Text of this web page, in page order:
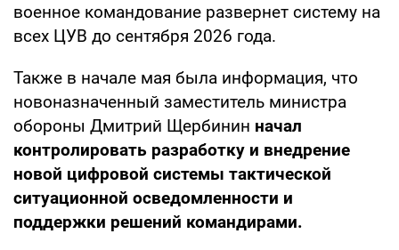
военное командование развернет систему на
всех ЦУВ до сентября 2026 года.
Также в начале мая была информация, что
новоназначенный заместитель министра
обороны Дмитрий Щербинин начал
контролировать разработку и внедрение
новой цифровой системы тактической
ситуационной осведомленности и
поддержки решений командирами.